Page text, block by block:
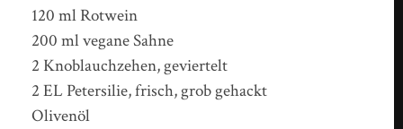
120 ml Rotwein
200 ml vegane Sahne
2 Knoblauchzehen, geviertelt
2 EL Petersilie, frisch, grob gehackt
Olivenöl